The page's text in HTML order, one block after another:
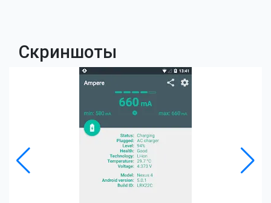
Скриншоты